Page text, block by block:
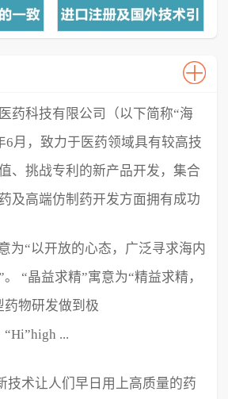
药科技有限公司（以下简称“海
6月，致力于医药领域具有较高技
、挑战专利的新产品开发，集合
及高端仿制药开发方面拥有成功
为“以开放的心态，广泛寻求海内
“晶益求精”寓意为“精益求精，
药物研发做到极
...
技术让人们早日用上高质量的药